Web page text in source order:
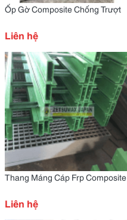
Ốp Gờ Composite Chống Trượt
Liên hệ
Thang Máng Cáp Frp Composite
Liên hệ